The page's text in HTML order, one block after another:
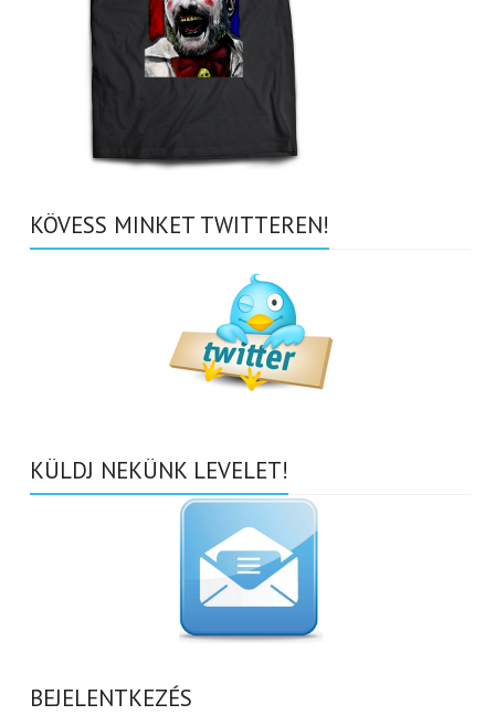
KÖVESS MINKET TWITTEREN!
KÜLDJ NEKÜNK LEVELET!
BEJELENTKEZÉS